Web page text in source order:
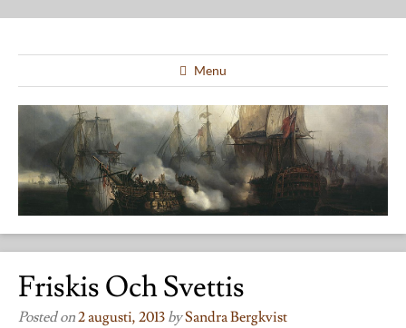
Menu
Friskis Och Svettis
Posted on2 augusti, 2013 bySandra Bergkvist